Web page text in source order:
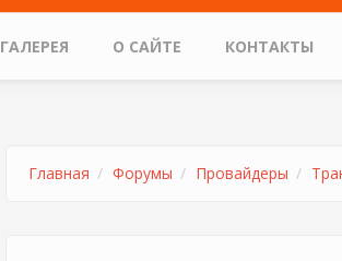
ГАЛЕРЕЯ О САЙТЕ КОНТАКТЫ
Главная Форумы Провайдеры